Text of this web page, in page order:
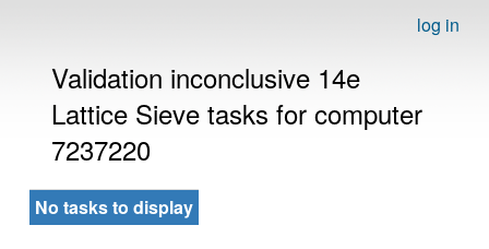
log in
Validation inconclusive 14e
Lattice Sieve tasks for computer
7237220
No tasks to display